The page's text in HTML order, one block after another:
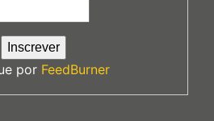
por FeedBurner